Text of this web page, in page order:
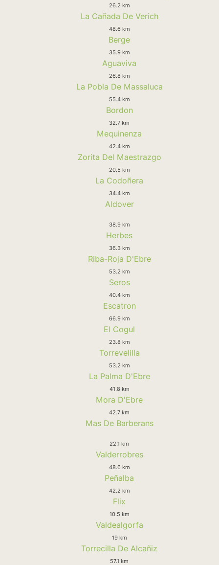
26.2 km
La Cañada De Verich
48.6 km
Berge
35.9 km
Aguaviva
26.8 km
La Pobla De Massaluca
55.4 km
Bordon
32.7 km
Mequinenza
42.4 km
Zorita Del Maestrazgo
20.5 km
La Codoñera
34.4 km
Aldover
38.9 km
Herbes
36.3 km
Riba-Roja D'Ebre
53.2 km
Seros
40.4 km
Escatron
66.9 km
El Cogul
23.8 km
Torrevelilla
53.2 km
La Palma D'Ebre
41.8 km
Mora D'Ebre
42.7 km
Mas De Barberans
22.1 km
Valderrobres
48.6 km
Peñalba
42.2 km
Flix
10.5 km
Valdealgorfa
19 km
Torrecilla De Alcañiz
57.1 km